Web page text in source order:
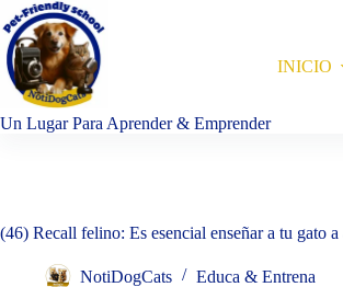
Saltar
al
contenido
Un Lugar Para Aprender & Emprender
INICIO
(46) Recall felino: Es esencial enseñar a tu gato
NotiDogCats Educa & Entrena